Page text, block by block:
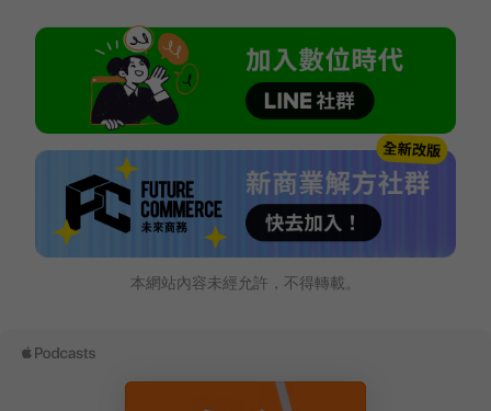
本網站內容未經允許，不得轉載。